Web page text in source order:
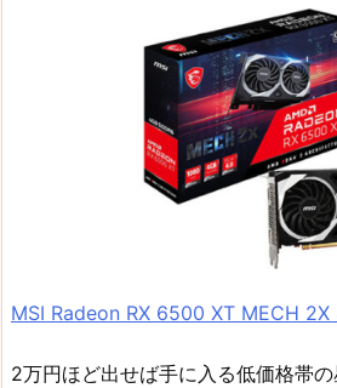
MSI Radeon RX 6500 XT MECH 2X
2万円ほど出せば手に入る低価格帯